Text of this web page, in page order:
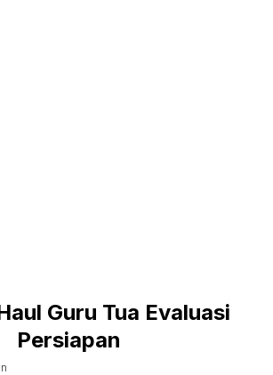
Guru Tua Evaluasi
Persiapan